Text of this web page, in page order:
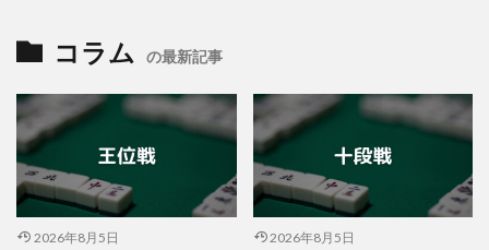
コラム の最新記事
2026年8月5日 2026年8月5日